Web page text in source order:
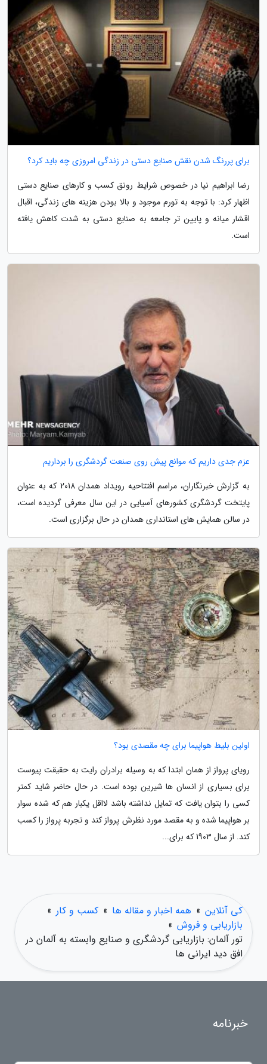
برای پررنگ شدن نقش صنایع دستی در زندگی امروزی چه باید کرد؟
رضا ابراهیم نیا در خصوص شرایط رونق کسب و کارهای صنایع دستی
اظهار کرد: با توجه به تورم موجود و بالا بودن هزینه های زندگی، اقبال
اقشار میانه و پایین تر جامعه به صنایع دستی به شدت کاهش یافته
است.
عزم جدی داریم که موانع پیش روی صنعت گردشگری را برداریم
به گزارش خبرنگاران، مراسم افتتاحیه رویداد همدان 2018 که به عنوان
پایتخت گردشگری کشورهای آسیایی در این سال معرفی گردیده است،
در سالن همایش های استانداری همدان در حال برگزاری است.
اولین بلیط هواپیما برای چه مقصدی بود؟
رویای پرواز از همان ابتدا که به وسیله برادران رایت به حقیقت پیوست
برای بسیاری از انسان ها شیرین بوده است. در حال حاضر شاید کمتر
کسی را بتوان یافت که تمایل نداشته باشد لااقل یکبار هم که شده سوار
بر هواپیما شده و به مقصد مورد نظرش پرواز کند و تجربه پرواز را کسب
کند. از سال 1903 که برای...
کی آنلاین » همه اخبار و مقاله ها » کسب و کار »
بازاریابی و فروش »
تور آلمان: بازاریابی گردشگری و صنایع وابسته به آلمان در
افق دید ایرانی ها
خبرنامه